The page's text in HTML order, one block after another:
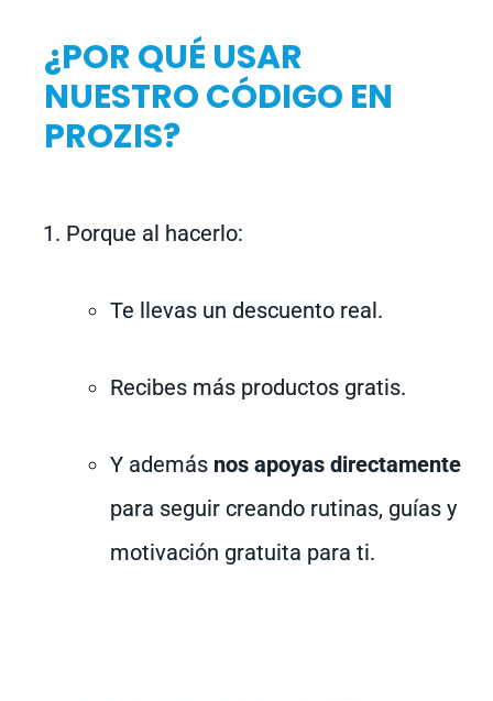
¿POR QUÉ USAR
NUESTRO CÓDIGO EN
PROZIS?
Porque al hacerlo:
Te llevas un descuento real.
Recibes más productos gratis.
Y además nos apoyas directamente
para seguir creando rutinas, guías y
motivación gratuita para ti.